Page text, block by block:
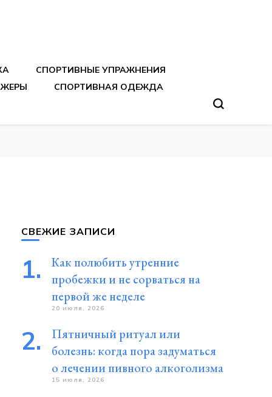
СПОРТИВНЫЕ УПРАЖНЕНИЯ
СПОРТИВНАЯ ОДЕЖДА
СВЕЖИЕ ЗАПИСИ
Как полюбить утренние
пробежки и не сорваться на
первой же неделе
20 июля, 2026
Пятничный ритуал или
болезнь: когда пора задуматься
о лечении пивного алкоголизма
15 июля, 2026